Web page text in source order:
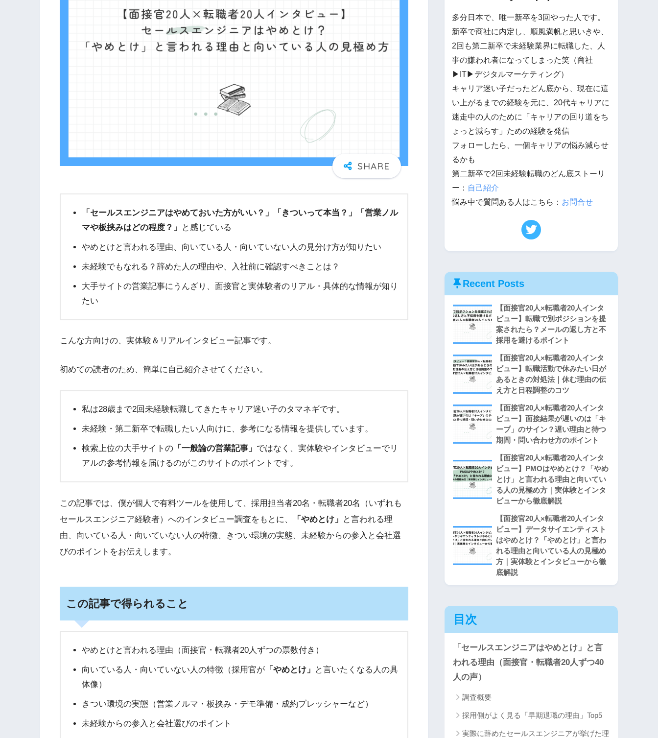
「セールスエンジニアはやめておいた方がいい？」 「きついって本当？」
「営業ノル
マや板挟みはどの程度？」
と感じている
やめとけと言われる理由、向いている人・向いていない人の見分け方が知りたい
未経験でもなれる？辞めた人の理由や、入社前に確認すべきことは？
大手サイトの営業記事にうんざり、面接官と実体験者のリアル・具体的な情報が知り
たい
こんな方向けの、実体験＆リアルインタビュー記事です。
初めての読者のため、簡単に自己紹介させてください。
私は28歳まで2回未経験転職してきたキャリア迷い子のタマネギです。
未経験・第二新卒で転職したい人向けに、参考になる情報を提供しています。
検索上位の大手サイトの「一般論の営業記事」 ではなく、実体験やインタビューでリ
アルの参考情報を届けるのがこのサイトのポイントです。
この記事では、僕が個人で有料ツールを使用して、採用担当者20名・転職者20名（いずれも
セールスエンジニア経験者）へのインタビュー調査をもとに、
「やめとけ」
と言われる理
由、向いている人・向いていない人の特徴、きつい環境の実態、未経験からの参入と会社選
びのポイントをお伝えします。
この記事で得られること
やめとけと言われる理由（面接官・転職者20人ずつの票数付き）
向いている人・向いていない人の特徴（採用官が「やめとけ」
と言いたくなる人の具
体像）
きつい環境の実態（営業ノルマ・板挟み・デモ準備・成約プレッシャーなど）
未経験からの参入と会社選びのポイント
多分日本で、唯一新卒を3回やった人です。
新卒で商社に内定し、順風満帆と思いきや、
2回も第二新卒で未経験業界に転職した、人
事の嫌われ者になってしまった笑（商社
▶︎IT▶︎デジタルマーケティング）
キャリア迷い子だったどん底から、現在に這
い上がるまでの経験を元に、20代キャリアに
迷走中の人のために「キャリアの回り道をち
ょっと減らす」ための経験を発信
フォローしたら、一個キャリアの悩み減らせ
るかも
第二新卒で2回未経験転職のどん底ストーリ
ー： 自己紹介
悩み中で質問ある人はこちら： お問合せ
Recent Posts
【面接官20人×転職者20人インタ
ビュー】転職で別ポジションを提
案されたら？メールの返し方と不
採用を避けるポイント
【面接官20人×転職者20人インタ
ビュー】転職活動で休みたい日が
あるときの対処法｜休む理由の伝
え方と日程調整のコツ
【面接官20人×転職者20人インタ
ビュー】面接結果が遅いのは「キ
ープ」のサイン？遅い理由と待つ
期間・問い合わせ方のポイント
【面接官20人×転職者20人インタ
ビュー】PMOはやめとけ？「やめ
とけ」と言われる理由と向いてい
る人の見極め方｜実体験とインタ
ビューから徹底解説
【面接官20人×転職者20人インタ
ビュー】データサイエンティスト
はやめとけ？「やめとけ」と言わ
れる理由と向いている人の見極め
方｜実体験とインタビューから徹
底解説
目次
「セールスエンジニアはやめとけ」と言
われる理由（面接官・転職者20人ずつ40
人の声）
調査概要
採用側がよく見る「早期退職の理由」Top5
実際に辞めたセールスエンジニアが挙げた理